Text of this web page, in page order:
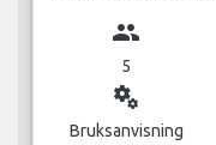
group
5
miscellaneous_services
Bruksanvisning